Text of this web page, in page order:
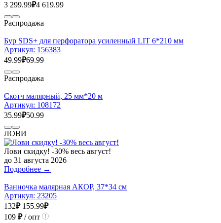
3 299.99₽4 619.99
Распродажа
Бур SDS+ для перфоратора усиленный LIT 6*210 мм
Артикул: 156383
49.99₽69.99
Распродажа
Скотч малярный, 25 мм*20 м
Артикул: 108172
35.99₽50.99
ЛОВИ
Лови скидку! -30% весь август!
до 31 августа 2026
Подробнее →
Ванночка малярная АКОР, 37*34 см
Артикул: 23205
132₽ 155.99₽
109 ₽/ опт